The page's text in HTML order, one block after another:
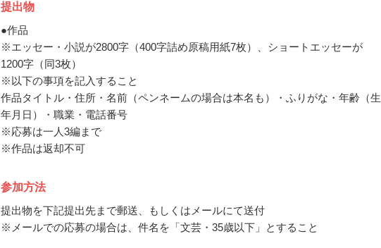
提出物
●作品
※エッセー・小説が2800字（400字詰め原稿用紙7枚）、ショートエッセーが
1200字（同3枚）
※以下の事項を記入すること
作品タイトル・住所・名前（ペンネームの場合は本名も）・ふりがな・年齢（生
年月日）・職業・電話番号
※応募は一人3編まで
※作品は返却不可
参加方法
提出物を下記提出先まで郵送、もしくはメールにて送付
※メールでの応募の場合は、件名を「文芸・35歳以下」とすること